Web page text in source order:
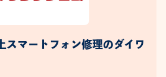
スマートフォン修理のダイワ